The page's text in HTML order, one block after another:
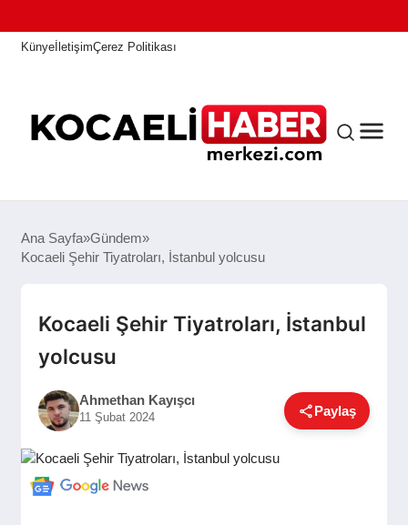
KünyeİletişimÇerez Politikası
ANASAYFA
ASAYIŞ
GÜNDEM
SIYASET
Ana Sayfa Gündem
Kocaeli Şehir Tiyatroları, İstanbul yolcusu
Kocaeli Şehir Tiyatroları, İstanbul
yolcusu
Ahmethan Kayışcı
11 Şubat 2024 Paylaş